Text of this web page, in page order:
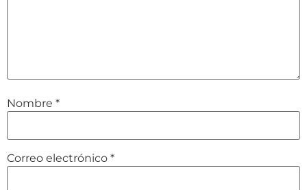
Nombre *
Correo electrónico *